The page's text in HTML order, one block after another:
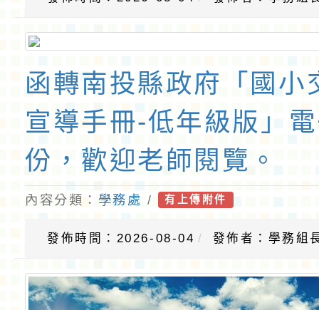
函轉南投縣政府「國小
宣導手冊-低年級版」
份，歡迎老師閱覽。
內容分類： 學務處 / 有上傳附件
發佈時間：2026-08-04 發佈者：學務組